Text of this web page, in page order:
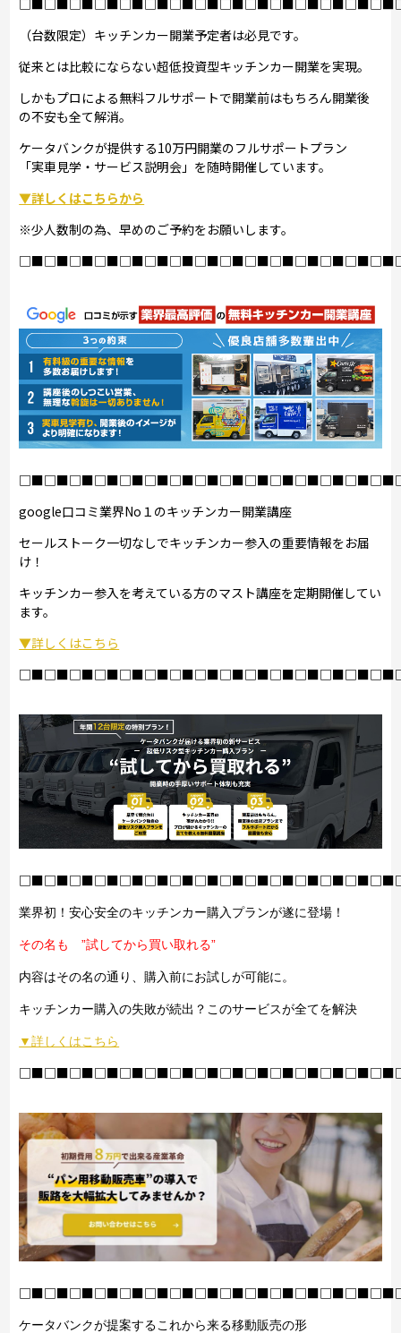
（台数限定）キッチンカー開業予定者は必見です。
従来とは比較にならない超低投資型キッチンカー開業を実現。
しかもプロによる無料フルサポートで開業前はもちろん開業後
の不安も全て解消。
ケータバンクが提供する10万円開業のフルサポートプラン
「実車見学・サービス説明会」を随時開催しています。
▼詳しくはこちらから
※少人数制の為、早めのご予約をお願いします。
google口コミ業界No１のキッチンカー開業講座
セールストーク一切なしでキッチンカー参入の重要情報をお届
け！
キッチンカー参入を考えている方のマスト講座を定期開催してい
ます。
▼詳しくはこちら
業界初！安心安全のキッチンカー購入プランが遂に登場！
その名も ”試してから買い取れる”
内容はその名の通り、購入前にお試しが可能に。
キッチンカー購入の失敗が続出？このサービスが全てを解決
▼詳しくはこちら
ケータバンクが提案するこれから来る移動販売の形